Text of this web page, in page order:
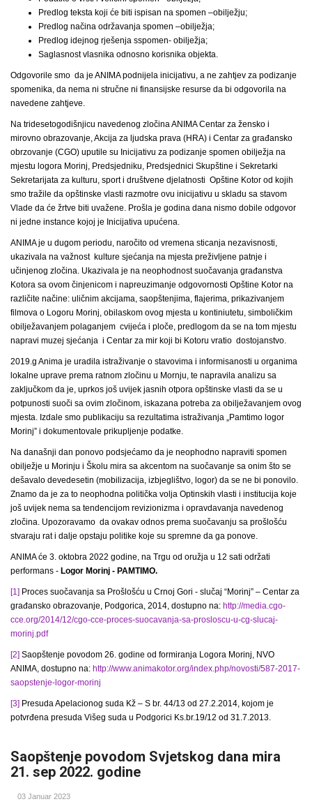
Predlog teksta koji će biti ispisan na spomen –obilježju;
Predlog načina održavanja spomen –obilježja;
Predlog idejnog rješenja sspomen- obilježja;
Saglasnost vlasnika odnosno korisnika objekta.
Odgovorile smo da je ANIMA podnijela inicijativu, a ne zahtjev za podizanje
spomenika, da nema ni stručne ni finansijske resurse da bi odgovorila na
navedene zahtjeve.
Na tridesetogodišnjicu navedenog zločina ANIMA Centar za žensko i
mirovno obrazovanje, Akcija za ljudska prava (HRA) i Centar za građansko
obrzovanje (CGO) uputile su Inicijativu za podizanje spomen obilježja na
mjestu logora Morinj, Predsjedniku, Predsjednici Skupštine i Sekretarki
Sekretarijata za kulturu, sport i društvene djelatnosti Opštine Kotor od kojih
smo tražile da opštinske vlasti razmotre ovu inicijativu u skladu sa stavom
Vlade da će žrtve biti uvažene. Prošla je godina dana nismo dobile odgovor
ni jedne instance kojoj je Inicijativa upućena.
ANIMA je u dugom periodu, naročito od vremena sticanja nezavisnosti,
ukazivala na važnost kulture sjećanja na mjesta preživljene patnje i
učinjenog zločina. Ukazivala je na neophodnost suočavanja građanstva
Kotora sa ovom činjenicom i napreuzimanje odgovornosti Opštine Kotor na
različite načine: uličnim akcijama, saopštenjima, flajerima, prikazivanjem
filmova o Logoru Morinj, obilaskom ovog mjesta u kontiniutetu, simboličkim
obilježavanjem polaganjem cvijeća i ploče, predlogom da se na tom mjestu
napravi muzej sjećanja i Centar za mir koji bi Kotoru vratio dostojanstvo.
2019.g Anima je uradila istraživanje o stavovima i informisanosti u organima
lokalne uprave prema ratnom zločinu u Mornju, te napravila analizu sa
zaključkom da je, uprkos još uvijek jasnih otpora opštinske vlasti da se u
potpunosti suoči sa ovim zločinom, iskazana potreba za obilježavanjem ovog
mjesta. Izdale smo publikaciju sa rezultatima istraživanja „Pamtimo logor
Morinj” i dokumentovale prikupljenje podatke.
Na današnji dan ponovo podsjećamo da je neophodno napraviti spomen
obilježje u Morinju i Školu mira sa akcentom na suočavanje sa onim što se
dešavalo devedesetin (mobilizacija, izbjeglištvo, logor) da se ne bi ponovilo.
Znamo da je za to neophodna politička volja Optinskih vlasti i institucija koje
još uvijek nema sa tendencijom revizionizma i opravdavanja navedenog
zločina. Upozoravamo da ovakav odnos prema suočavanju sa prošlošću
stvaraju rat i dalje opstaju politike koje su spremne da ga ponove.
ANIMA će 3. oktobra 2022 godine, na Trgu od oružja u 12 sati održati
performans - Logor Morinj - PAMTIMO.
[1] Proces suočavanja sa Prošlošću u Crnoj Gori - slučaj “Morinj” – Centar za
građansko obrazovanje, Podgorica, 2014, dostupno na: http://media.cgo-
cce.org/2014/12/cgo-cce-proces-suocavanja-sa-prosloscu-u-cg-slucaj-
morinj.pdf
[2] Saopštenje povodom 26. godine od formiranja Logora Morinj, NVO
ANIMA, dostupno na: http://www.animakotor.org/index.php/novosti/587-2017-
saopstenje-logor-morinj
[3] Presuda Apelacionog suda Kž – S br. 44/13 od 27.2.2014, kojom je
potvrđena presuda Višeg suda u Podgorici Ks.br.19/12 od 31.7.2013.
Saopštenje povodom Svjetskog dana mira
21. sep 2022. godine
03 Januar 2023